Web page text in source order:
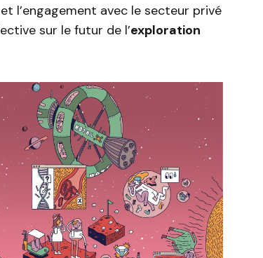
l’engagement avec le secteur privé
sur le futur de l’exploration